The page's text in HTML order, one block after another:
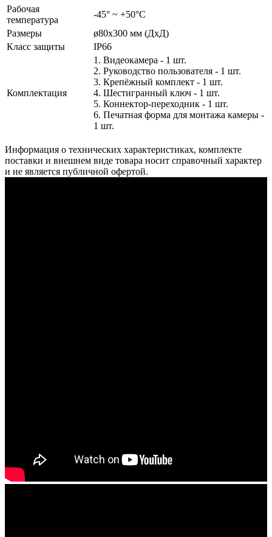
Рабочая
температура
-45° ~ +50°С
Размеры
ø80х300 мм (ДхД)
Класс защиты
IP66
Комплектация
1. Видеокамера - 1 шт.
2. Руководство пользователя - 1 шт.
3. Крепёжный комплект - 1 шт.
4. Шестигранный ключ - 1 шт.
5. Коннектор-переходник - 1 шт.
6. Печатная форма для монтажа камеры -
1 шт.
Информация о технических характеристиках, комплекте
поставки и внешнем виде товара носит справочный характер
и не является публичной офертой.